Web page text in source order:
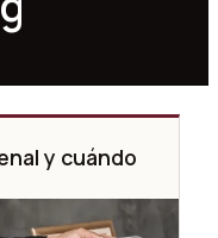
y cuándo